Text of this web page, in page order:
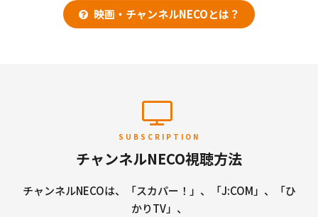
映画・チャンネルNECOとは？
SUBSCRIPTION
チャンネルNECO視聴方法
チャンネルNECOは、「スカパー！」、「J:COM」、「ひ
かりTV」、